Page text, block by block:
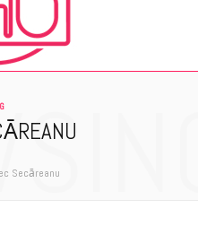
Secāreanu